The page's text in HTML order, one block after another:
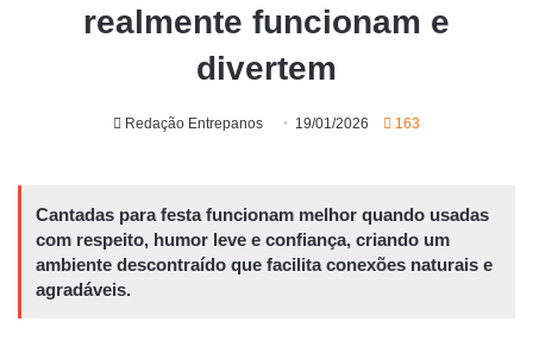
realmente funcionam e
divertem
Redação Entrepanos 19/01/2026 163
Cantadas para festa funcionam melhor quando usadas
com respeito, humor leve e confiança, criando um
ambiente descontraído que facilita conexões naturais e
agradáveis.